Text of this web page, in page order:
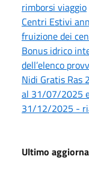
rimborsi viaggio
Centri Estivi
fruizione dei
Bonus idrico
dell’elenco
Nidi Gratis
al 31/07/2025
31/12/2025 -
Ultimo